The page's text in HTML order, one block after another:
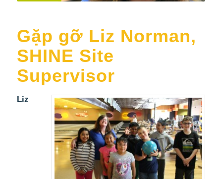
Gặp gỡ Liz Norman,
SHINE Site
Supervisor
Liz